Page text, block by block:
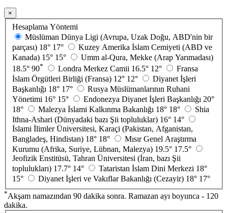
×
Hesaplama Yöntemi
Müslüman Dünya Ligi (Avrupa, Uzak Doğu, ABD'nin bir
parçası) 18° 17°
Kuzey Amerika İslam Cemiyeti (ABD ve
Kanada) 15° 15°
Umm al-Qura, Mekke (Arap Yarımadası)
18.5° 90* Londra Merkez Camii 16.5° 12°
Fransa
İslam Örgütleri Birliği (Fransa) 12° 12°
Diyanet İşleri
Başkanlığı 18° 17°
Rusya Müslümanlarının Ruhani
Yönetimi 16° 15° Endonezya Diyanet İşleri Başkanlığı 20°
18°
Malezya İslami Kalkınma Bakanlığı 18° 18°
Shia
Ithna-Ashari (Dünyadaki bazı Şii topluluklar) 16° 14°
İslami İlimler Üniversitesi, Karaçi (Pakistan, Afganistan,
Bangladeş, Hindistan) 18° 18°
Mısır Genel Araştırma
Kurumu (Afrika, Suriye, Lübnan, Malezya) 19.5° 17.5°
Jeofizik Enstitüsü, Tahran Üniversitesi (İran, bazı Şii
toplulukları) 17.7° 14° Tataristan İslam Dini Merkezi 18°
15°
Diyanet İşleri ve Vakıflar Bakanlığı (Cezayir) 18° 17°
*Akşam namazından 90 dakika sonra. Ramazan ayı boyunca - 120
dakika.